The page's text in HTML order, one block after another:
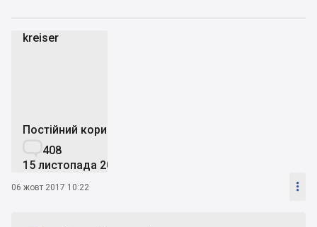
kreiser
Постійний користувач
408
15 листопада 2014
06 жовт 2017 10:22 